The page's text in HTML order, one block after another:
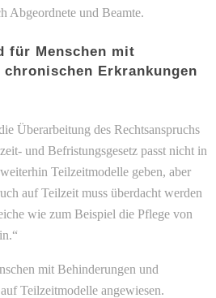
Abgeordnete und Beamte.
für Menschen mit
Erkrankungen
Überarbeitung des Rechtsanspruchs
und Befristungsgesetz passt nicht in
Teilzeitmodelle geben, aber
auf Teilzeit muss überdacht werden
wie zum Beispiel die Pflege von
mit Behinderungen und
Teilzeitmodelle angewiesen.